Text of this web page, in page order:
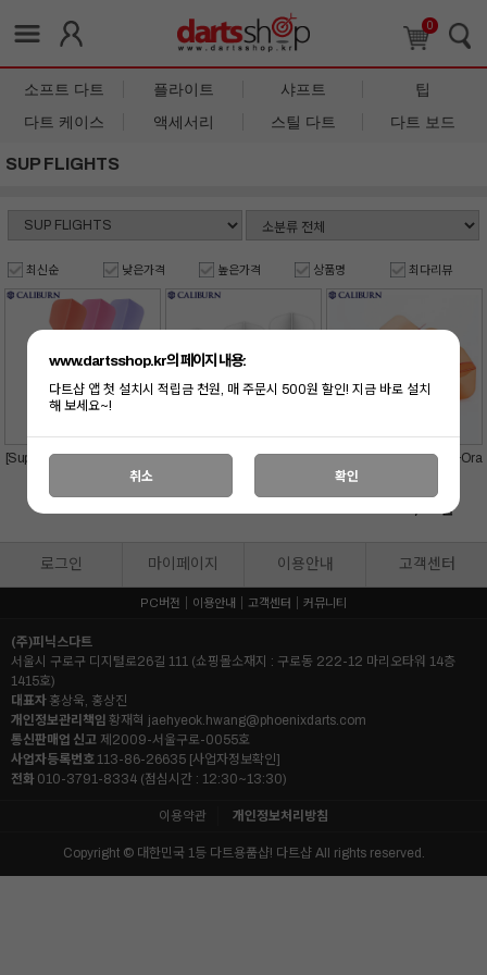
0
소프트 다트 플라이트 샤프트
팁
다트 케이스
액세서리 스틸 다트 다트 보드
SUP FLIGHTS
최신순 낮은가격 높은가격 상품명 최다리뷰
[Sup Flight] No.6 Lite (shape)
26 11,900원
[Sup Flight] No.6 Rynit White
% 18,900원
[Sup Flight] No.6 Yellow&Ora
22 22,900원
원
로그인 마이페이지 이용안내 고객센터
PC버전 이용안내 고객센터 커뮤니티
(주)피닉스다트
서울시 구로구 디지털로26길 111 (쇼핑몰소재지 : 구로동 222-12 마리오타워 14층
1415호)
대표자 홍상욱, 홍상진
개인정보관리책임 황재혁 jaehyeok.hwang@phoenixdarts.com
통신판매업 신고 제2009-서울구로-0055호
사업자등록번호 113-86-26635 [사업자정보확인]
전화 010-3791-8334 (점심시간 : 12:30~13:30)
이용약관 개인정보처리방침
Copyright © 대한민국 1등 다트용품샵! 다트샵 All rights reserved.
www.dartsshop.kr의 페이지 내용:
다트샵 앱 첫 설치시 적립금 천원, 매 주문시 500원 할인! 지금 바로 설치
해 보세요~!
취소 확인